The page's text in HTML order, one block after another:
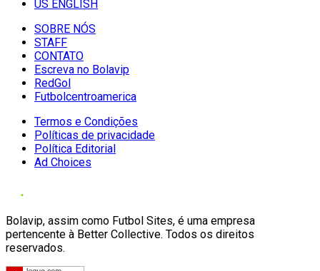
US ENGLISH
SOBRE NÓS
STAFF
CONTATO
Escreva no Bolavip
RedGol
Futbolcentroamerica
Termos e Condições
Políticas de privacidade
Política Editorial
Ad Choices
Bolavip, assim como Futbol Sites, é uma empresa
pertencente à Better Collective. Todos os direitos
reservados.